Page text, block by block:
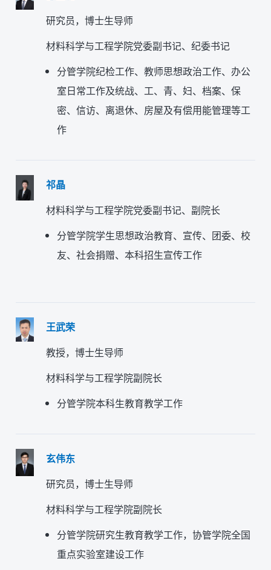
研究员，博士生导师
材料科学与工程学院党委副书记、纪委书记
分管学院纪检工作、教师思想政治工作、办公
室日常工作及统战、工、青、妇、档案、保
密、信访、离退休、房屋及有偿用能管理等工
作
祁晶
材料科学与工程学院党委副书记、副院长
分管学院学生思想政治教育、宣传、团委、校
友、社会捐赠、本科招生宣传工作
王武荣
教授，博士生导师
材料科学与工程学院副院长
分管学院本科生教育教学工作
玄伟东
研究员 ，博士生导师
材料科学与工程学院副院长
分管学院研究生教育教学工作，协管学院全国
重点实验室建设工作